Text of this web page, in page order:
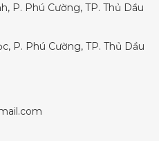
P. Phú Cường, TP. Thủ Dầu
P. Phú Cường, TP. Thủ Dầu